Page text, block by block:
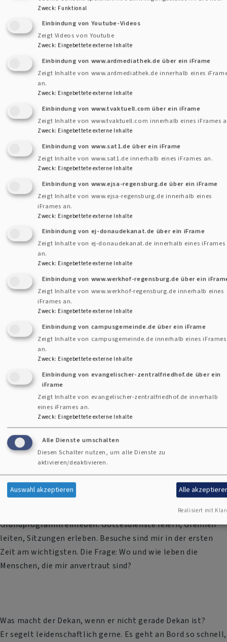
wird man nie so genau sagen können, ist er jetzt als Pfarrer
Wo sind Sie theologisch verortet?
Als Schüler konnte ich in dem Film „Lebende Augenzeugen
Landsberg“ mitwirken. Wir haben damals Außenlager
Dachaus um Landsberg/Lech herum erforscht. Ich habe
einige jüdische Überlebende dieser Lager kennen gelernt
gesprochen. Diese Menschen haben mich tief beeindruckt.
Mit ist Traurigkeit begegnet und Liebe und Verzeihen. Es
ging in unseren Gesprächen auch darum, Gott an den
Grenzen des Unsagbaren und Unerträglichen zu suchen. Der
jüdisch-christliche Dialog ist mir seitdem sehr wichtig,
inzwischen auch – weiter gefasst - der Dialog der
Religionen. Als theologischen Lehrer verstehe ich bis heute
Prof. Henning Luther. Sein „Emmanuel Levinas Kolloquium“
mit der Denkfigur: „Gott tritt mir im Antlitz des Nächsten
entgegen“, ist mir unvergesslich.
Kennen Sie hier im Dekanat, in Regensburg noch jemand aus
Ihrer Jugendzeit?
Ja, auch wenn manche inzwischen etwas außerhalb der
Stadt leben. Ich hoffe dennoch, Menschen aus meiner
Kinderzeit wieder zu sehen (Brigitte, liest du das?).
Wie ist Ihr Plan für die ersten 100 Tage, also etwa bis zur
Sommerpause?
Ich werde mich ab April mitten ins Getümmel stürzen. Ich
denke, manche haben in den letzten Monaten auch über das
Normalmaß hinaus gearbeitet, um die Vakanz zu
Grundprogramm einleben. Gottesdienste feiern, Gremien
leiten, Sitzungen erleben. Besuche sind mir in der ersten
Zeit am wichtigsten. Die Frage: Wo und wie leben die
Menschen, die mir anvertraut sind?
Was macht der Dekan, wenn er nicht gerade Dekan ist?
Er segelt leidenschaftlich gerne. Es geht an Bord so schnell,
Zweck: Funktional
Einbindung von Youtube-Videos
Zeigt Videos von Youtube
Zweck: Eingebettete externe Inhalte
Einbindung von www.ardmediathek.de über ein iFrame
Zeigt Inhalte von www.ardmediathek.de innerhalb eines
an.
Zweck: Eingebettete externe Inhalte
Einbindung von www.tvaktuell.com über ein iFrame
Zeigt Inhalte von www.tvaktuell.com innerhalb eines iFrames
Zweck: Eingebettete externe Inhalte
Einbindung von www.sat1.de über ein iFrame
Zeigt Inhalte von www.sat1.de innerhalb eines iFrames an.
Zweck: Eingebettete externe Inhalte
Einbindung von www.ejsa-regensburg.de über ein iFrame
Zeigt Inhalte von www.ejsa-regensburg.de innerhalb eines
iFrames an.
Zweck: Eingebettete externe Inhalte
Einbindung von ej-donaudekanat.de über ein iFrame
Zeigt Inhalte von ej-donaudekanat.de innerhalb eines iFrames
an.
Zweck: Eingebettete externe Inhalte
Einbindung von www.werkhof-regensburg.de über ein
Zeigt Inhalte von www.werkhof-regensburg.de innerhalb eines
iFrames an.
Zweck: Eingebettete externe Inhalte
Einbindung von campusgemeinde.de über ein iFrame
Zeigt Inhalte von campusgemeinde.de innerhalb eines iFrames
an.
Zweck: Eingebettete externe Inhalte
Einbindung von evangelischer-zentralfriedhof.de über ein
iFrame
Zeigt Inhalte von evangelischer-zentralfriedhof.de innerhalb
eines iFrames an.
Zweck: Eingebettete externe Inhalte
Alle Dienste umschalten
Diesen Schalter nutzen, um alle Dienste zu
aktivieren/deaktivieren.
Auswahl akzeptieren Alle
Realisiert mit